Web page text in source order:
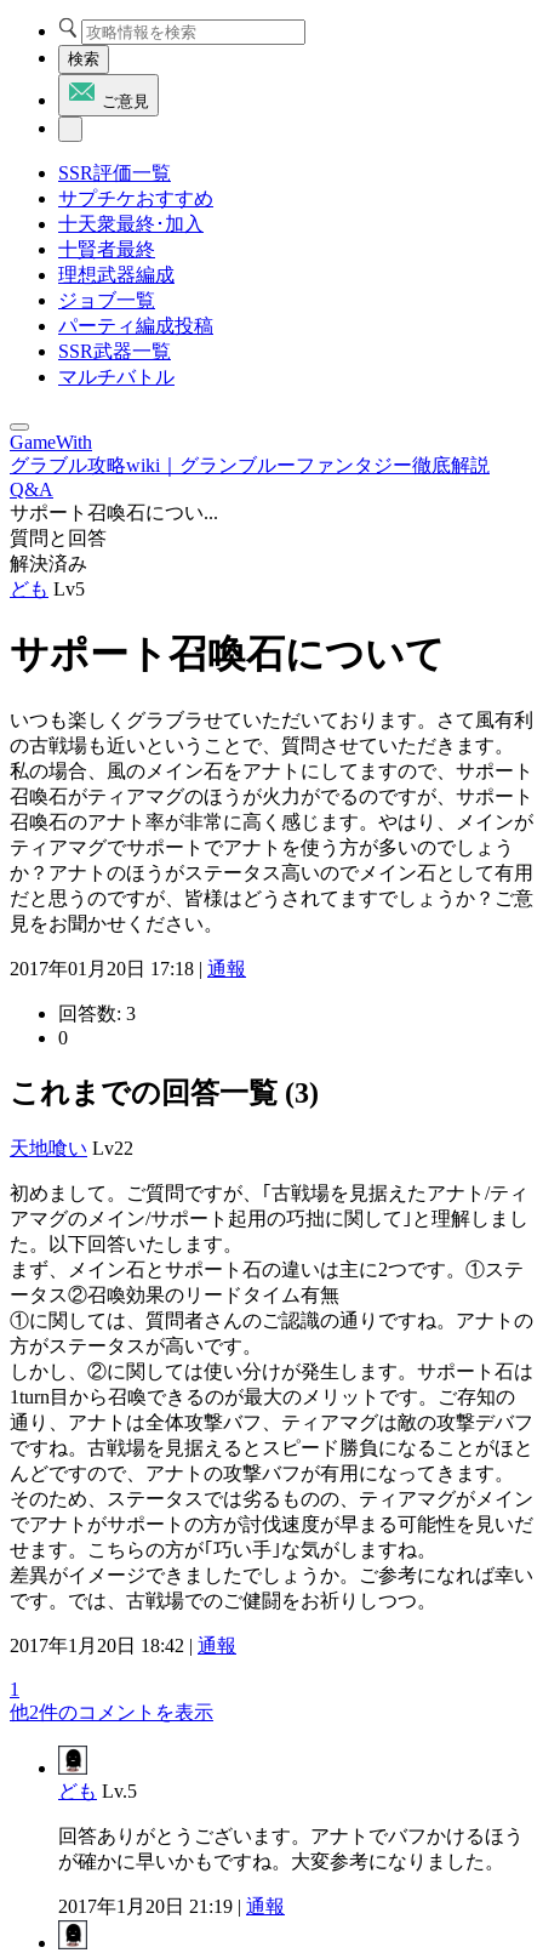
検索
ご意見
SSR評価一覧
サプチケおすすめ
十天衆最終･加入
十賢者最終
理想武器編成
ジョブ一覧
パーティ編成投稿
SSR武器一覧
マルチバトル
GameWith
グラブル攻略wiki｜グランブルーファンタジー徹底解説
Q&A
サポート召喚石につい...
質問と回答
解決済み
ども Lv5
サポート召喚石について
いつも楽しくグラブラせていただいております。さて風有利
の古戦場も近いということで、質問させていただきます。
私の場合、風のメイン石をアナトにしてますので、サポート
召喚石がティアマグのほうが火力がでるのですが、サポート
召喚石のアナト率が非常に高く感じます。やはり、メインが
ティアマグでサポートでアナトを使う方が多いのでしょう
か？アナトのほうがステータス高いのでメイン石として有用
だと思うのですが、皆様はどうされてますでしょうか？ご意
見をお聞かせください。
2017年01月20日 17:18 | 通報
回答数: 3
0
これまでの回答一覧 (3)
天地喰い Lv22
初めまして。ご質問ですが、｢古戦場を見据えたアナト/ティ
アマグのメイン/サポート起用の巧拙に関して｣と理解しまし
た。以下回答いたします。
まず、メイン石とサポート石の違いは主に2つです。①ステ
ータス②召喚効果のリードタイム有無
①に関しては、質問者さんのご認識の通りですね。アナトの
方がステータスが高いです。
しかし、②に関しては使い分けが発生します。サポート石は
1turn目から召喚できるのが最大のメリットです。ご存知の
通り、アナトは全体攻撃バフ、ティアマグは敵の攻撃デバフ
ですね。古戦場を見据えるとスピード勝負になることがほと
んどですので、アナトの攻撃バフが有用になってきます。
そのため、ステータスでは劣るものの、ティアマグがメイン
でアナトがサポートの方が討伐速度が早まる可能性を見いだ
せます。こちらの方が｢巧い手｣な気がしますね。
差異がイメージできましたでしょうか。ご参考になれば幸い
です。では、古戦場でのご健闘をお祈りしつつ。
2017年1月20日 18:42 | 通報
1
他2件のコメントを表示
ども Lv.5
回答ありがとうございます。アナトでバフかけるほう
が確かに早いかもですね。大変参考になりました。
2017年1月20日 21:19 | 通報